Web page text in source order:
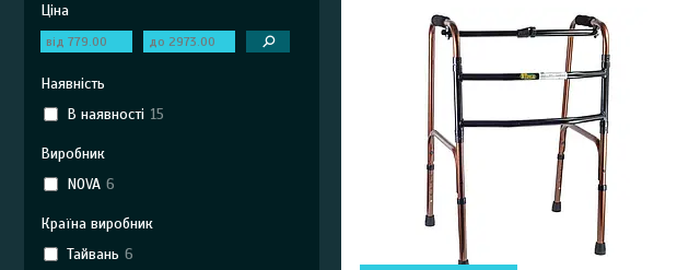
Ціна
Наявність
В наявності 15
Виробник
NOVA 6
Країна виробник
Тайвань 6